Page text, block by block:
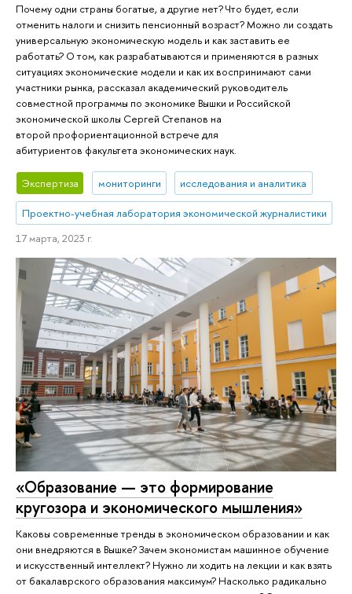
Почему одни страны богатые, а другие нет? Что будет, если
отменить налоги и снизить пенсионный возраст? Можно ли создать
универсальную экономическую модель и как заставить ее
работать? О том, как разрабатываются и применяются в разных
ситуациях экономические модели и как их воспринимают сами
участники рынка, рассказал академический руководитель
совместной программы по экономике Вышки и Российской
экономической школы Сергей Степанов на
второй профориентационной встрече для
абитуриентов факультета экономических наук.
Экспертиза мониторинги исследования и аналитика
Проектно-учебная лаборатория экономической журналистики
17 марта, 2023 г.
«Образование — это формирование
кругозора и экономического мышления»
Каковы современные тренды в экономическом образовании и как
они внедряются в Вышке? Зачем экономистам машинное обучение
и искусственный интеллект? Нужно ли ходить на лекции и как взять
от бакалаврского образования максимум? Насколько радикально